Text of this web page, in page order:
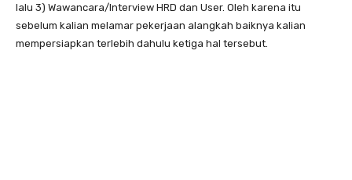
lalu 3) Wawancara/Interview HRD dan User. Oleh karena itu
sebelum kalian melamar pekerjaan alangkah baiknya kalian
mempersiapkan terlebih dahulu ketiga hal tersebut.